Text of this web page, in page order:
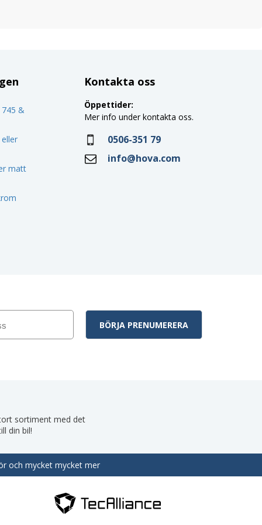
&
matt
Kontakta oss
Öppettider:
Mer info under kontakta oss.
0506-351 79
info@hova.com
sortiment med det
din bil!
och mycket mycket mer